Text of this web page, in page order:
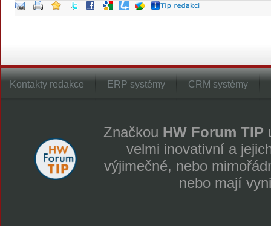
Kontakty redakce ERP systémy CRM systémy
Značkou HW Forum TIP
velmi inovativní a
výjimečné, nebo
nebo mají